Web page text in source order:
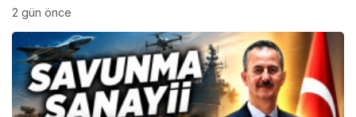
2 gün önce